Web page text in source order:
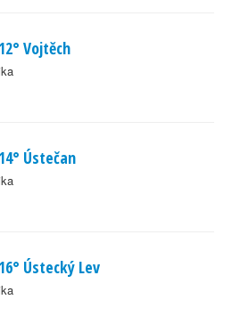
Vojtěch
Ústečan
Ústecký Lev